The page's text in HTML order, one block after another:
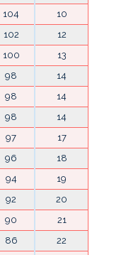
104
10
102
12
100
13
98
14
98
14
98
14
97
17
96
18
94
19
92
20
90
21
86
22